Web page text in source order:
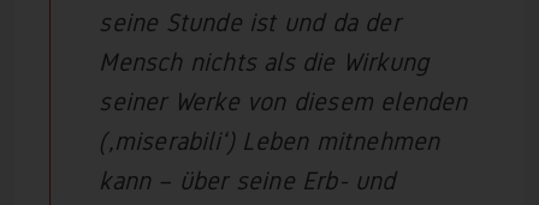
seine Stunde ist und da der
Mensch nichts als die Wirkung
seiner Werke von diesem elenden
(‚miserabili‘) Leben mitnehmen
kann – über seine Erb- und